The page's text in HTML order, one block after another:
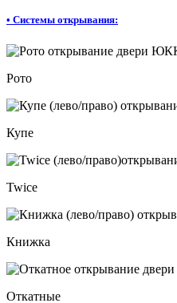
• Системы открывания:
Рото
Купе
Twice
Книжка
Откатные